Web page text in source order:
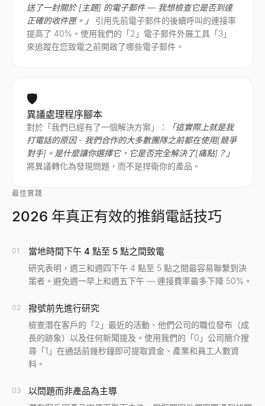
送了一封關於 [主題] 的電子郵件 — 我想檢查它是否到達
正確的收件匣。」
引用先前電子郵件的後續呼叫的連接率
提高了 40%。使用我們的「2」電子郵件外展工具「3」
來追蹤在您致電之前開啟了哪些電子郵件。
🛡️
異議處理程序腳本
對於「我們已經有了一個解決方案」：
「這實際上就是我
打電話的原因 - 我們合作的大多數團隊之前都在使用[競爭
對手]。是什麼讓你選擇它，它是否完全解決了[痛點]？」
將異議轉化為發現問題，而不是捍衛你的產品。
最佳實踐
2026 年真正有效的推銷電話技巧
01 當地時間下午 4 點至 5 點之間致電
研究表明，週三和週四下午 4 點至 5 點之間最容易聯繫到決
策者。避免週一早上和週五下午 — 連接費率最多下降 50%。
02 撥號前先進行研究
檢查潛在客戶的「2」最近的活動、他們公司的職位發布（成
長的跡象）以及任何新聞提及。使用我們的「0」公司簡介搜
尋「1」在通話前幾秒鐘即可提取資金、產業和員工人數資
料。
03 以問題而非產品為主導